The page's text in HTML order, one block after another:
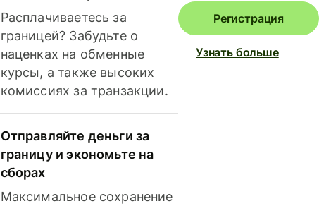
Расплачиваетесь за
границей? Забудьте о
наценках на обменные
курсы, а также высоких
комиссиях за транзакции.
Отправляйте деньги за
границу и экономьте на
сборах
Максимальное сохранение
Регистрация
Узнать больше